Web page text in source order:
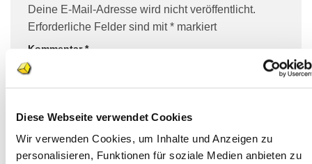
Diese Webseite verwendet Cookies
Wir verwenden Cookies, um Inhalte und Anzeigen zu
personalisieren, Funktionen für soziale Medien anbieten zu
Deine E-Mail-Adresse wird nicht veröffentlicht.
Erforderliche Felder sind mit* markiert
Kommentar*